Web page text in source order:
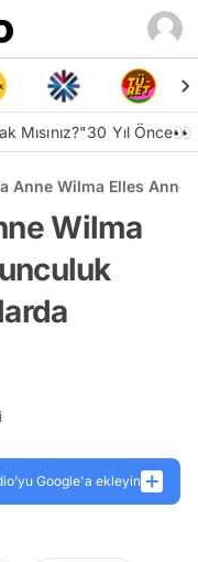
Mısınız?"30 Yıl Önce👀
Anne Wilma Elles
Wilma
Google'a ekleyin